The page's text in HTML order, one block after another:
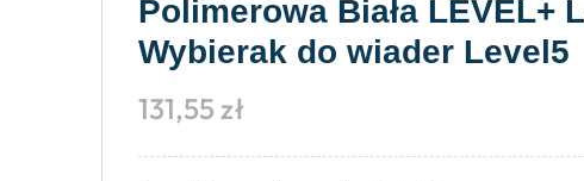
Polimerowa Biała LEVEL+
Wybierak do wiader Level5
131,55 zł